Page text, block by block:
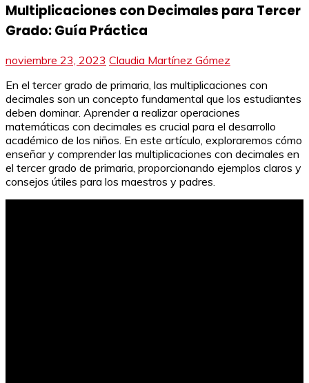
Multiplicaciones con Decimales para Tercer
Grado: Guía Práctica
noviembre 23, 2023 Claudia Martínez Gómez
En el tercer grado de primaria, las multiplicaciones con
decimales son un concepto fundamental que los estudiantes
deben dominar. Aprender a realizar operaciones
matemáticas con decimales es crucial para el desarrollo
académico de los niños. En este artículo, exploraremos cómo
enseñar y comprender las multiplicaciones con decimales en
el tercer grado de primaria, proporcionando ejemplos claros y
consejos útiles para los maestros y padres.